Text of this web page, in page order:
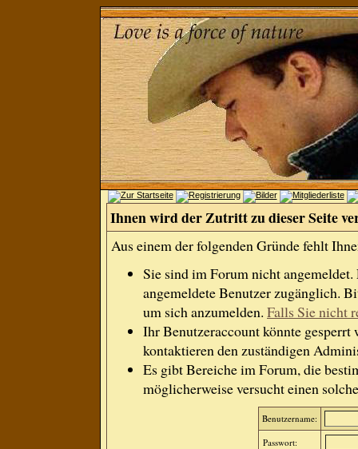
Ihnen wird der Zutritt zu dieser Seite
Aus einem der folgenden Gründe fehlt
Sie sind im Forum nicht
angemeldete Benutzer zugänglich.
um sich anzumelden. Falls Sie nicht
Ihr Benutzeraccount könnte gesperrt
kontaktieren den zuständigen
Es gibt Bereiche im Forum, die
möglicherweise versucht einen
Benutzername:
Passwort: